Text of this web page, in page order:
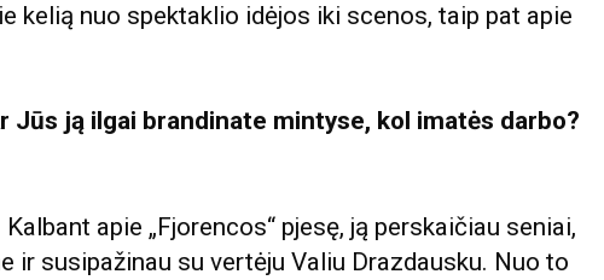
kelią nuo spektaklio idėjos iki scenos, taip pat apie
Jūs ją ilgai brandinate mintyse, kol imatės darbo?
apie „Fjorencos“ pjesę, ją perskaičiau seniai,
e ir susipažinau su vertėju Valiu Drazdausku. Nuo to